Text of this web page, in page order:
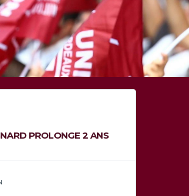
PROLONGE 2 ANS